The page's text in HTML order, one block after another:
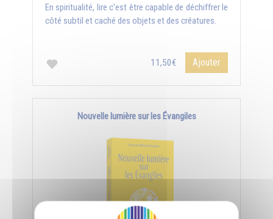
En spiritualité, lire c'est être capable de déchiffrer le
côté subtil et caché des objets et des créatures.
11,50€ Ajouter
Nouvelle lumière sur les Évangiles